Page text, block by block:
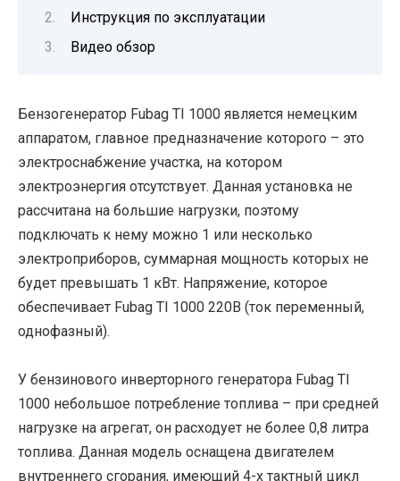
Инструкция по эксплуатации
Видео обзор
Бензогенератор Fubag TI 1000 является немецким
аппаратом, главное предназначение которого – это
электроснабжение участка, на котором
электроэнергия отсутствует. Данная установка не
рассчитана на большие нагрузки, поэтому
подключать к нему можно 1 или несколько
электроприборов, суммарная мощность которых не
будет превышать 1 кВт. Напряжение, которое
обеспечивает Fubag TI 1000 220В (ток переменный,
однофазный).
У бензинового инверторного генератора Fubag TI
1000 небольшое потребление топлива – при средней
нагрузке на агрегат, он расходует не более 0,8 литра
топлива. Данная модель оснащена двигателем
внутреннего сгорания, имеющий 4-х тактный цикл